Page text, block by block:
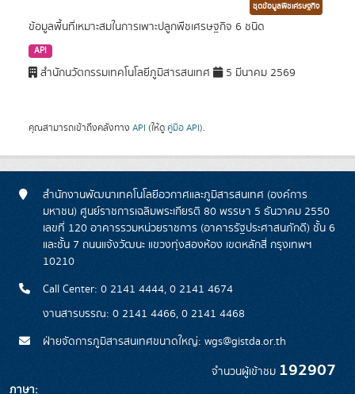
ชุดข้อมูลพืชเศรษฐกิจ
ข้อมูลพื้นที่เหมาะสมในการเพาะปลูกพืชเศรษฐกิจ 6 ชนิด
API
สำนักนวัตกรรมเทคโนโลยีภูมิสารสนเทศ 5 มีนาคม 2569
คุณสามารถเข้าถึงคลังทาง API (ให้ดู คู่มือ API).
สำนักงานพัฒนาเทคโนโลยีอวกาศและภูมิสารสนเทศ (องค์การ
มหาชน) ศูนย์ราชการเฉลิมพระเกียรติ 80 พรรษา 5 ธันวาคม 2550
เลขที่ 120 อาคารรวมหน่วยราชการ (อาคารรัฐประศาสนภักดี) ชั้น 6
และชั้น 7 ถนนแจ้งวัฒนะ แขวงทุ่งสองห้อง เขตหลักสี่ กรุงเทพฯ
10210
Call Center: 0 2141 4444, 0 2141 4674
งานสารบรรณ: 0 2141 4466, 0 2141 4468
ฝ่ายจัดการภูมิสารสนเทศขนาดใหญ่: wgs@gistda.or.th
จำนวนผู้เข้าชม 192907
ภาษา